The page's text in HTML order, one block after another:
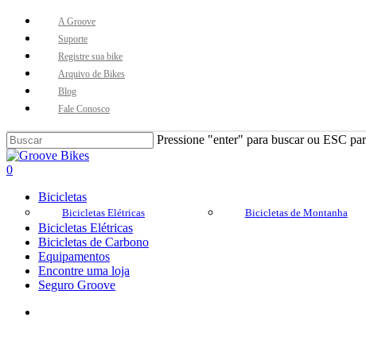
Skip
content
A Groove
Suporte
Registre sua bike
Arquivo de Bikes
Blog
Fale Conosco
Pressione "enter" para buscar ou ESC
Close
Search
Buscar..
account
0
Bicicletas
Bicicletas Elétricas Bicicletas de Montanha
Bicicletas Elétricas
Bicicletas de Carbono
Equipamentos
Encontre uma loja
Seguro Groove